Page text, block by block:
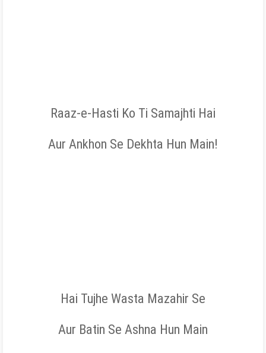
Raaz-e-Hasti Ko Ti Samajhti Hai
Aur Ankhon Se Dekhta Hun Main!
Hai Tujhe Wasta Mazahir Se
Aur Batin Se Ashna Hun Main